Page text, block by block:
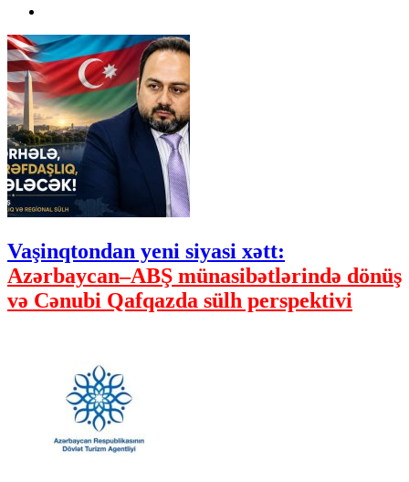
Vaşinqtondan yeni siyasi xətt:
Azərbaycan–ABŞ münasibətlərində dönüş
və Cənubi Qafqazda sülh perspektivi